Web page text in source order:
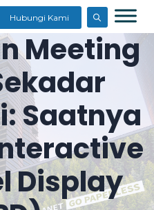
Hubungi Kami
Meeting
Saatnya
Display